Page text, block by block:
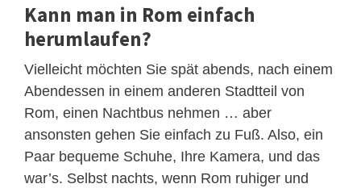
Kann man in Rom einfach
herumlaufen?
Vielleicht möchten Sie spät abends, nach einem
Abendessen in einem anderen Stadtteil von
Rom, einen Nachtbus nehmen … aber
ansonsten gehen Sie einfach zu Fuß. Also, ein
Paar bequeme Schuhe, Ihre Kamera, und das
war’s. Selbst nachts, wenn Rom ruhiger und